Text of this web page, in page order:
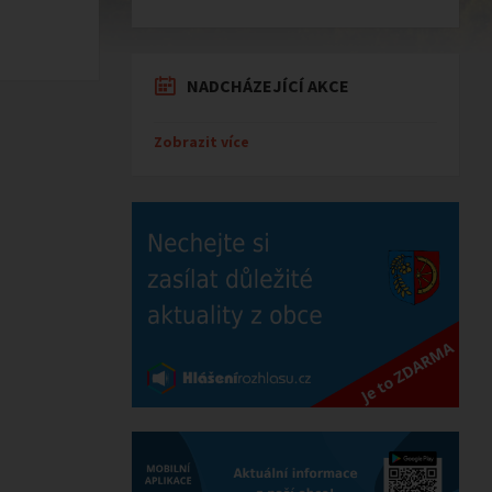
NADCHÁZEJÍCÍ AKCE
Zobrazit více